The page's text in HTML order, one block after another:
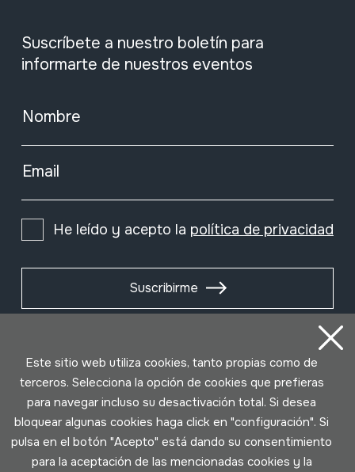
Suscríbete a nuestro boletín para
informarte de nuestros eventos
Nombre
Email
He leído y acepto la política de privacidad
Suscribirme
Este sitio web utiliza cookies, tanto propias como de
terceros. Selecciona la opción de cookies que prefieras
para navegar incluso su desactivación total. Si desea
bloquear algunas cookies haga click en "configuración". Si
pulsa en el botón "Acepto" está dando su consentimiento
para la aceptación de las mencionadas cookies y la